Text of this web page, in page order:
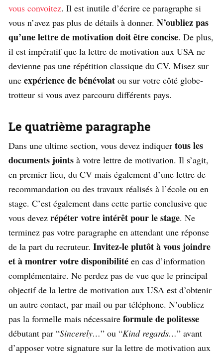
vous convoitez. Il est inutile d’écrire ce paragraphe si
vous n’avez pas plus de détails à donner. N’oubliez pas
qu’une lettre de motivation doit être concise. De plus,
il est impératif que la lettre de motivation aux USA ne
devienne pas une répétition classique du CV. Misez sur
une expérience de bénévolat ou sur votre côté globe-
trotteur si vous avez parcouru différents pays.
Le quatrième paragraphe
Dans une ultime section, vous devez indiquer tous les
documents joints à votre lettre de motivation. Il s’agit,
en premier lieu, du CV mais également d’une lettre de
recommandation ou des travaux réalisés à l’école ou en
stage. C’est également dans cette partie conclusive que
vous devez répéter votre intérêt pour le stage. Ne
terminez pas votre paragraphe en attendant une réponse
de la part du recruteur. Invitez-le plutôt à vous joindre
et à montrer votre disponibilité en cas d’information
complémentaire. Ne perdez pas de vue que le principal
objectif de la lettre de motivation aux USA est d’obtenir
un autre contact, par mail ou par téléphone. N’oubliez
pas la formelle mais nécessaire formule de politesse
débutant par “Sincerely…” ou “Kind regards…” avant
d’apposer votre signature sur la lettre de motivation aux